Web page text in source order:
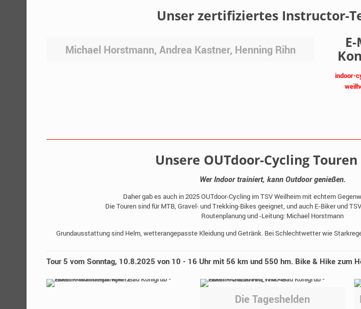
Unser zertifiziertes Instructor-
Michael Horstmann, Andrea Kastner, Henning Rihn
indoor-
Unsere OUTdoor-Cycling Touren
Wer Indoor trainiert, kann Outdoor genießen.
Daher gab es auch in 2025 OUTdoor-Cycling im TSV Weilheim mit echtem
Die Touren sind für MTB, Gravel- und Trekking-Bikes geeignet, und auch E-Biker und
Routenplanung und -Leitung: Michael Horstmann
Grundausstattung sind Helm, wetterangepasste Kleidung und Getränk. Bei Schlechtwetter wie
Tour 5 vom Sonntag, 10.8.2025 von 10 - 16 Uhr mit 56 km und 550 hm. Bike & Hike zum
Die Tageshelden